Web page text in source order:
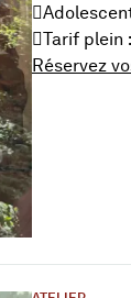
Tarif plein
Réservez